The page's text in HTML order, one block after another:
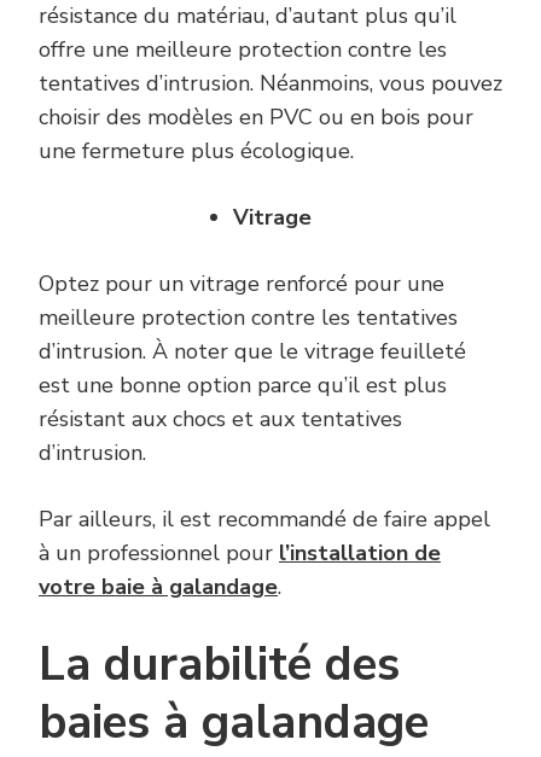
résistance du matériau, d’autant plus qu’il
offre une meilleure protection contre les
tentatives d’intrusion. Néanmoins, vous pouvez
choisir des modèles en PVC ou en bois pour
une fermeture plus écologique.
Vitrage
Optez pour un vitrage renforcé pour une
meilleure protection contre les tentatives
d’intrusion. À noter que le vitrage feuilleté
est une bonne option parce qu’il est plus
résistant aux chocs et aux tentatives
d’intrusion.
Par ailleurs, il est recommandé de faire appel
à un professionnel pour l’installation de
votre baie à galandage.
La durabilité des
baies à galandage